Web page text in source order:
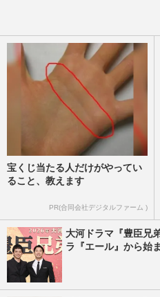
あると思う
全独立の未来
週刊女性2025年12
宝くじ当たる人だけがやってい
ること、教えます
PR(合同会社デジタルファーム )
大河ドラマ『豊臣兄
ラ『エール』から始